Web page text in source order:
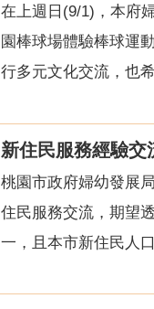
在上週日(9/1)，本府
園棒球場體驗棒球運
行多元文化交流，也
新住民服務經驗交
桃園市政府婦幼發展
住民服務交流，期望
一，且本市新住民人